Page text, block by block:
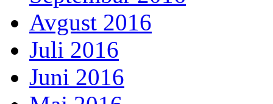
Avgust 2016
Juli 2016
Juni 2016